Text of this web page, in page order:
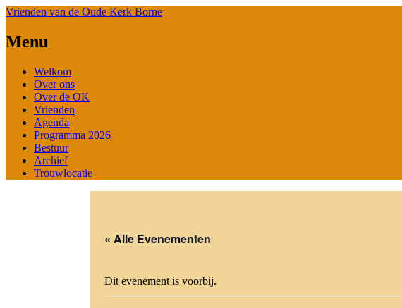
Vrienden van de Oude Kerk Borne
Menu
Spring
naar
inhoud
Welkom
Over ons
Over de OK
Vrienden
Agenda
Programma 2026
Bestuur
Archief
Trouwlocatie
« Alle Evenementen
Dit evenement is voorbij.